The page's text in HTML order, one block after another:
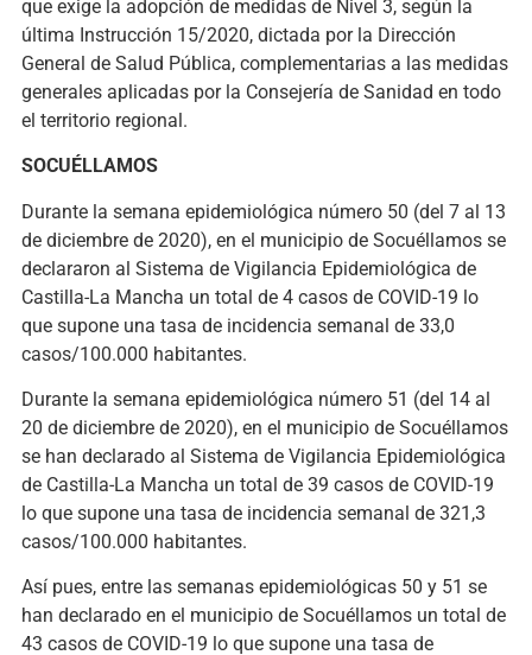
que exige la adopción de medidas de Nivel 3, según la
última Instrucción 15/2020, dictada por la Dirección
General de Salud Pública, complementarias a las medidas
generales aplicadas por la Consejería de Sanidad en todo
el territorio regional.
SOCUÉLLAMOS
Durante la semana epidemiológica número 50 (del 7 al 13
de diciembre de 2020), en el municipio de Socuéllamos se
declararon al Sistema de Vigilancia Epidemiológica de
Castilla-La Mancha un total de 4 casos de COVID-19 lo
que supone una tasa de incidencia semanal de 33,0
casos/100.000 habitantes.
Durante la semana epidemiológica número 51 (del 14 al
20 de diciembre de 2020), en el municipio de Socuéllamos
se han declarado al Sistema de Vigilancia Epidemiológica
de Castilla-La Mancha un total de 39 casos de COVID-19
lo que supone una tasa de incidencia semanal de 321,3
casos/100.000 habitantes.
Así pues, entre las semanas epidemiológicas 50 y 51 se
han declarado en el municipio de Socuéllamos un total de
43 casos de COVID-19 lo que supone una tasa de